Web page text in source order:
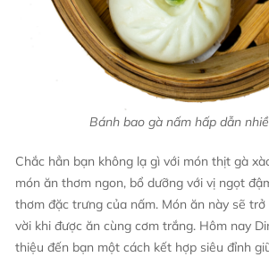
Bánh bao gà nấm hấp dẫn
Chắc hẳn bạn không lạ gì với món thịt gà
món ăn thơm ngon, bổ dưỡng với vị ngọt
thơm đặc trưng của nấm. Món ăn này sẽ
vời khi được ăn cùng cơm trắng. Hôm nay
thiệu đến bạn một cách kết hợp siêu đỉnh